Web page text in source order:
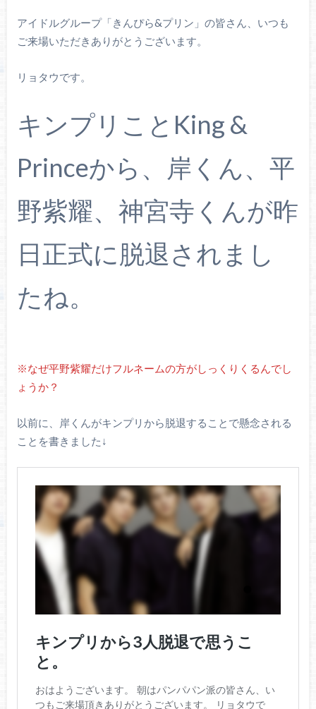
アイドルグループ「きんぴら&プリン」の皆さん、いつも
ご来場いただきありがとうございます。
リョタウです。
キンプリことKing &
Princeから、岸くん、平
野紫耀、神宮寺くんが昨
日正式に脱退されまし
たね。
※なぜ平野紫耀だけフルネームの方がしっくりくるんでし
ょうか？
以前に、岸くんがキンプリから脱退することで懸念される
ことを書きました↓